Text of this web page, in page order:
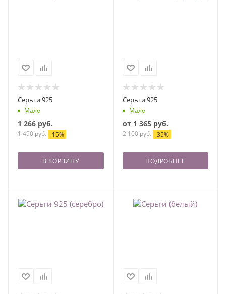
Серьги 925
Мало
1 266 руб.
1 490руб. -15%
В КОРЗИНУ
Серьги 925
Мало
от 1 365 руб.
2 100 руб. -35%
ПОДРОБНЕЕ